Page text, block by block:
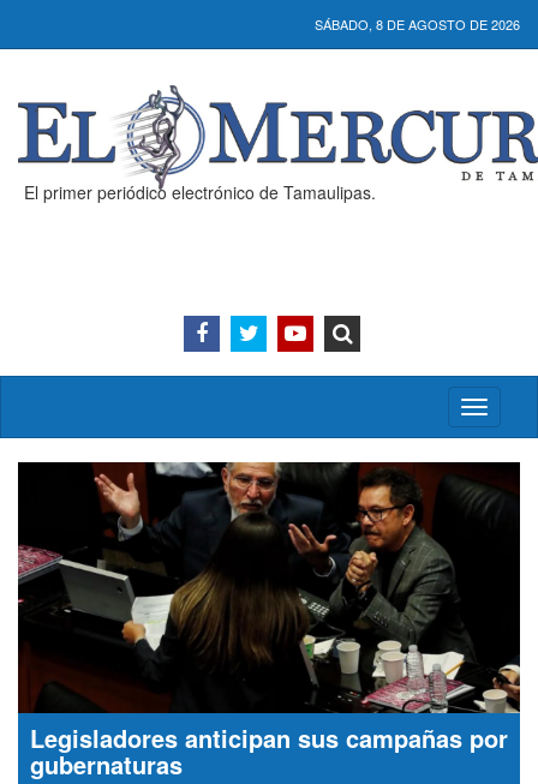
SÁBADO, 8 DE AGOSTO DE 2026
El primer periódico electrónico de Tamaulipas.
Activar/
menú
Legisladores anticipan sus campañas por
gubernaturas